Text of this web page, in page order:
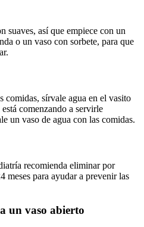
suaves, así que empiece con un
o un vaso con sorbete, para que
comidas, sírvale agua en el vasito
comenzando a servirle
un vaso de agua con las comidas.
recomienda eliminar por
meses para ayudar a prevenir las
un vaso abierto